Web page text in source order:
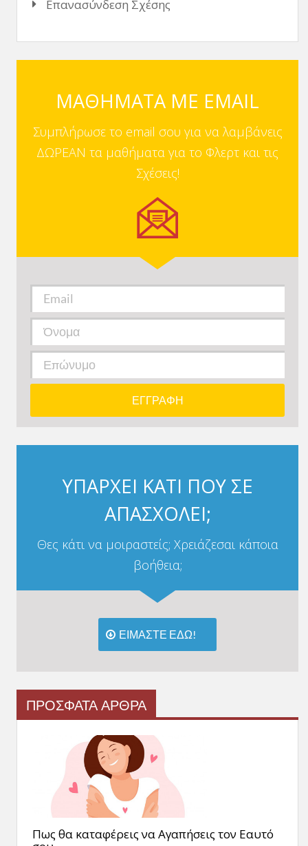
Επανασύνδεση Σχέσης
ΜΑΘΗΜΑΤΑ ΜΕ EMAIL
Συμπλήρωσε το email σου για να λαμβάνεις
ΔΩΡΕΑΝ τα μαθήματα για το Φλερτ και τις
Σχέσεις!
ΥΠΑΡΧΕΙ ΚΑΤΙ ΠΟΥ ΣΕ
ΑΠΑΣΧΟΛΕΙ;
Θες κάτι να μοιραστείς; Χρειάζεσαι κάποια
βοήθεια;
ΕΙΜΑΣΤΕ ΕΔΩ!
ΠΡΟΣΦΑΤΑ ΑΡΘΡΑ
Πως θα καταφέρεις να Αγαπήσεις τον Εαυτό